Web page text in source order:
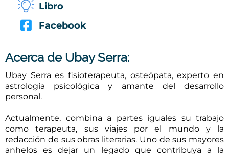
Libro
Facebook
Acerca de Ubay Serra:
Ubay Serra es fisioterapeuta, osteópata, experto en
astrología psicológica y amante del desarrollo
personal.
Actualmente, combina a partes iguales su trabajo
como terapeuta, sus viajes por el mundo y la
redacción de sus obras literarias. Uno de sus mayores
anhelos es dejar un legado que contribuya a la